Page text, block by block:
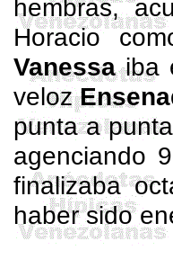
hembras,
Horacio
Vanessaiba
veloz
punta a
agenciando
finalizaba
haber sido